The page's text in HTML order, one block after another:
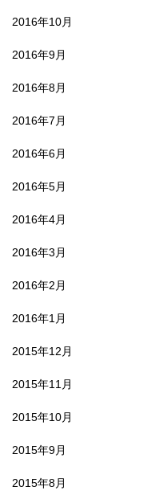
2016年10月
2016年9月
2016年8月
2016年7月
2016年6月
2016年5月
2016年4月
2016年3月
2016年2月
2016年1月
2015年12月
2015年11月
2015年10月
2015年9月
2015年8月